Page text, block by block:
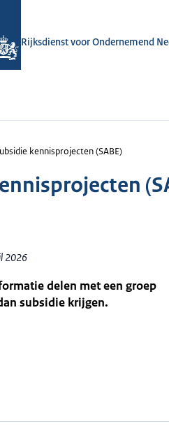
Rijksdienst voor Ondernemend
kennisprojecten (SABE)
2026
delen met een groep
subsidie krijgen.